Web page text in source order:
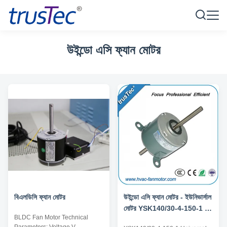
উইন্ডো এসি ফ্যান মোটর
বিএলডিসি ফ্যান মোটর
BLDC Fan Motor Technical
উইন্ডো এসি ফ্যান মোটর - ইউনিভার্সাল
মোটর YSK140/30-4-150-1 -